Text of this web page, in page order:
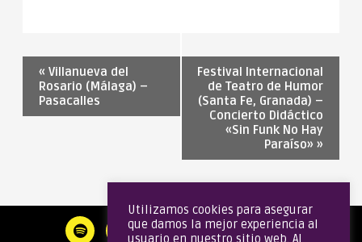
« Villanueva del
Rosario (Málaga) –
Pasacalles
Festival Internacional
de Teatro de Humor
(Santa Fe, Granada) –
Concierto Didáctico
«Sin Funk No Hay
Paraíso»»
Utilizamos cookies para asegurar
que damos la mejor experiencia al
usuario en nuestro sitio web. Al